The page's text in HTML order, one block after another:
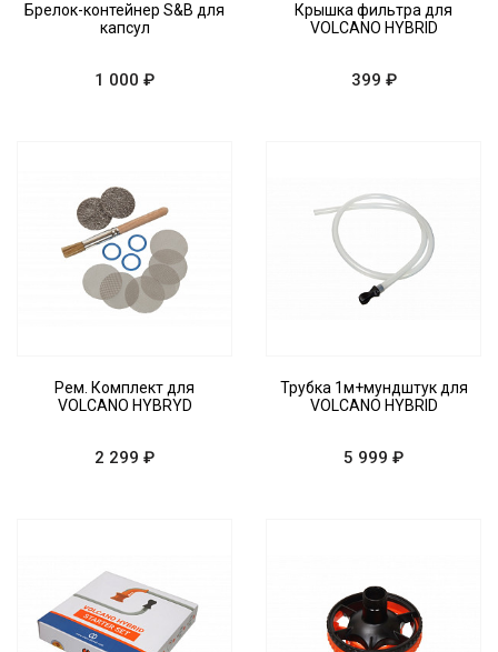
Брелок-контейнер S&B для
капсул
1 000 ₽
Крышка фильтра для
VOLCANO HYBRID
399 ₽
Рем. Комплект для
VOLCANO HYBRYD
2 299 ₽
Трубка 1м+мундштук для
VOLCANO HYBRID
5 999 ₽